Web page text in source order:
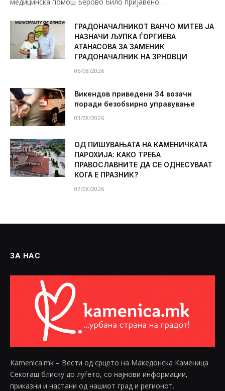
ГРАДОНАЧАЛНИКОТ ВАНЧО МИТЕВ ЈА
НАЗНАЧИ ЉУПКА ЃОРГИЕВА
АТАНАСОВА ЗА ЗАМЕНИК
ГРАДОНАЧАЛНИК НА ЗРНОВЦИ
05/08/2026
Викендов приведени 34 возачи
поради безобѕирно управување
03/08/2026
ОД ПИШУВАЊАТА НА КАМЕНИЧКАТА
ПАРОХИЈА: КАКО ТРЕБА
ПРАВОСЛАВНИТЕ ДА СЕ ОДНЕСУВААТ
КОГА Е ПРАЗНИК?
07/08/2026
ЗА НАС
Kamenica.mk – Вести од срцето на Македонска Каменица
Секогаш блиску до луѓето, со најнови информации,
приказни и настани од нашиот град и регионот.